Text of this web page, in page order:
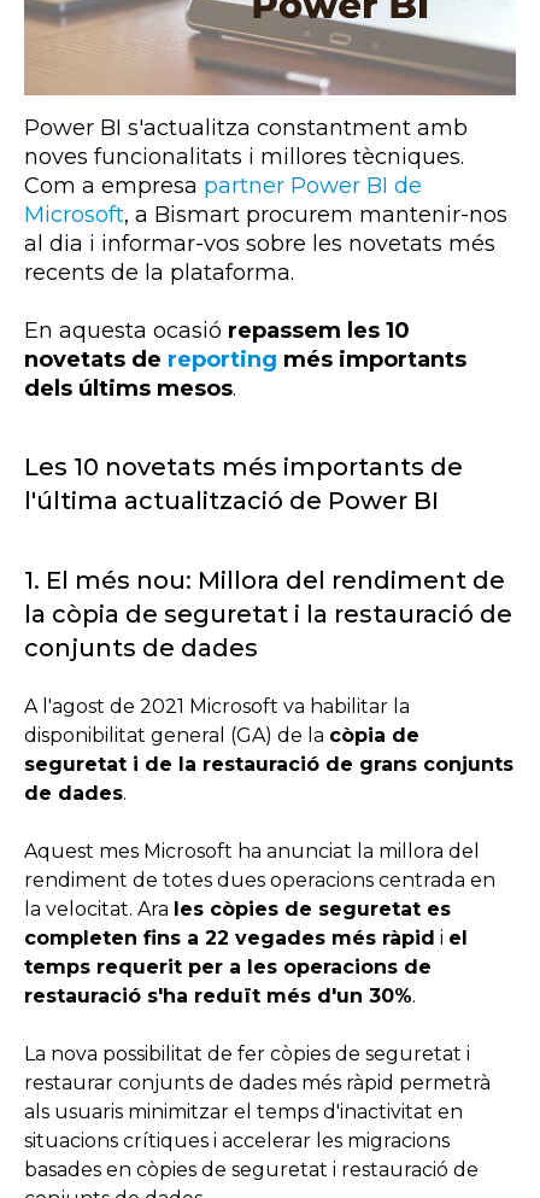
Power BI s'actualitza constantment amb
noves funcionalitats i millores tècniques.
Com a empresa partner Power BI de
Microsoft, a Bismart procurem mantenir-nos
al dia i informar-vos sobre les novetats més
recents de la plataforma.
En aquesta ocasió repassem les 10
novetats de reporting més importants
dels últims mesos.
Les 10 novetats més importants de
l'última actualització de Power BI
1. El més nou: Millora del rendiment de
la còpia de seguretat i la restauració de
conjunts de dades
A l'agost de 2021 Microsoft va habilitar la
disponibilitat general (GA) de la còpia de
seguretat i de la restauració de grans conjunts
de dades.
Aquest mes Microsoft ha anunciat la millora del
rendiment de totes dues operacions centrada en
la velocitat. Ara les còpies de seguretat es
completen fins a 22 vegades més ràpid i el
temps requerit per a les operacions de
restauració s'ha reduït més d'un 30%.
La nova possibilitat de fer còpies de seguretat i
restaurar conjunts de dades més ràpid permetrà
als usuaris minimitzar el temps d'inactivitat en
situacions crítiques i accelerar les migracions
basades en còpies de seguretat i restauració de